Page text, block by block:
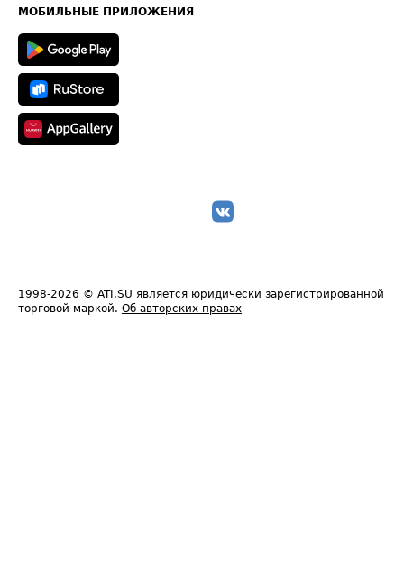
Техническая информация
МОБИЛЬНЫЕ ПРИЛОЖЕНИЯ
1998-2026 © ATI.SU является юридически зарегистрированной
торговой маркой. Об авторских правах